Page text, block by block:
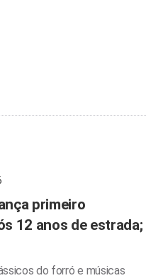
primeiro
12 anos de estrada;
do forró e músicas